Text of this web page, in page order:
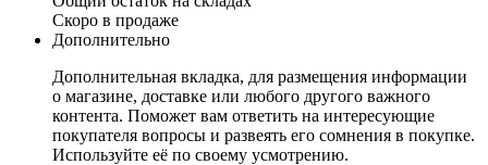
Скоро в продаже
Дополнительно
Дополнительная вкладка, для размещения информации
о магазине, доставке или любого другого важного
контента. Поможет вам ответить на интересующие
покупателя вопросы и развеять его сомнения в покупке.
Используйте её по своему усмотрению.